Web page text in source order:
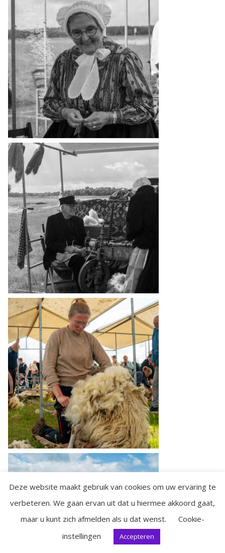
Deze website maakt gebruik van cookies om uw ervaring te
verbeteren. We gaan ervan uit dat u hiermee akkoord gaat,
maar u kunt zich afmelden als u dat wenst.
Cookie-
instellingen
Accepteren